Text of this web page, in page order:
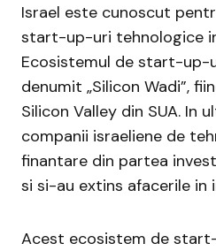
Israel este cunoscut
start-up-uri tehnologice
Ecosistemul de start-up-
denumit „Silicon Wadi”,
Silicon Valley din SUA. In
companii israeliene de
finantare din partea
si si-au extins afacerile in
Acest ecosistem de